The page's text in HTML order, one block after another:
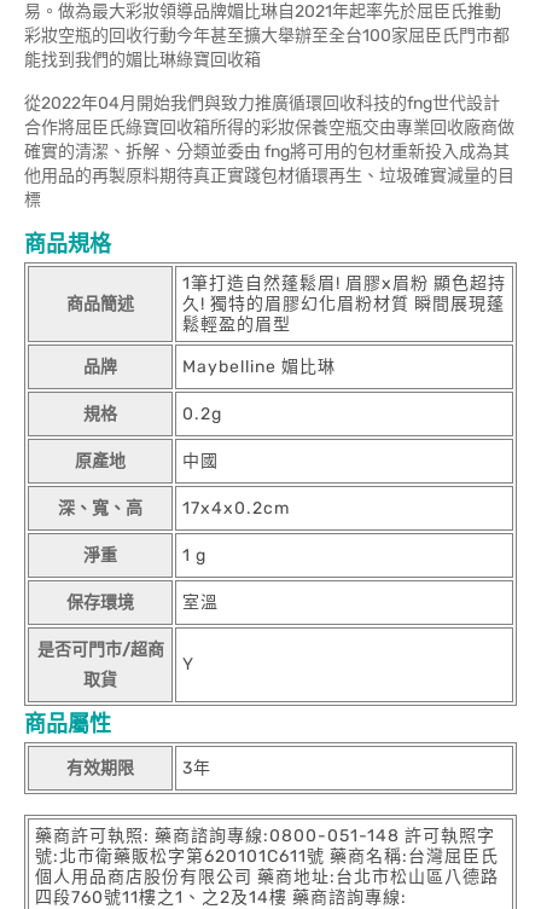
易。做為最大彩妝領導品牌媚比琳自2021年起率先於屈臣氏推動
彩妝空瓶的回收行動今年甚至擴大舉辦至全台100家屈臣氏門市都
能找到我們的媚比琳綠寶回收箱
從2022年04月開始我們與致力推廣循環回收科技的fng世代設計
合作將屈臣氏綠寶回收箱所得的彩妝保養空瓶交由專業回收廠商做
確實的清潔、拆解、分類並委由 fng將可用的包材重新投入成為其
他用品的再製原料期待真正實踐包材循環再生、垃圾確實減量的目
標
商品規格
商品簡述
1筆打造自然蓬鬆眉! 眉膠x眉粉 顯色超持
久! 獨特的眉膠幻化眉粉材質 瞬間展現蓬
鬆輕盈的眉型
品牌 Maybelline 媚比琳
規格 0.2g
原產地 中國
深、寬、高 17x4x0.2cm
淨重 1 g
保存環境 室溫
是否可門市/超商
取貨
Y
商品屬性
有效期限 3年
藥商許可執照: 藥商諮詢專線:0800-051-148 許可執照字
號:北市衛藥販松字第620101C611號 藥商名稱:台灣屈臣氏
個人用品商店股份有限公司 藥商地址:台北市松山區八德路
四段760號11樓之1、之2及14樓 藥商諮詢專線: